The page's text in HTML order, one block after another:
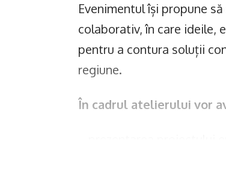
Evenimentul își propune
colaborativ, în care ideile,
pentru a contura soluții
regiune.
În cadrul atelierului vor